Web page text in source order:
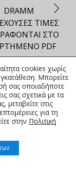
DRAMM
ΤΙΜΕΣ
ΣΤΟ
PDF
cookies χωρίς
Μπορείτε
σας οποιαδήποτε
σας σχετικά με τα
μεταβείτε στις
για τη
στην Πολιτική